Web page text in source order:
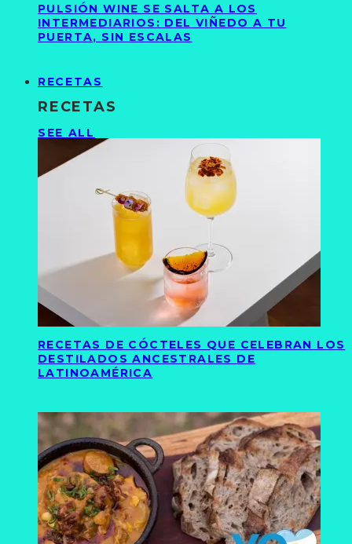
PULSIÓN WINE SE SALTA A LOS
INTERMEDIARIOS: DEL VIÑEDO A TU
PUERTA, SIN ESCALAS
RECETAS
RECETAS
SEE ALL
RECETAS DE CÓCTELES QUE CELEBRAN LOS
DESTILADOS ANCESTRALES DE
LATINOAMÉRICA